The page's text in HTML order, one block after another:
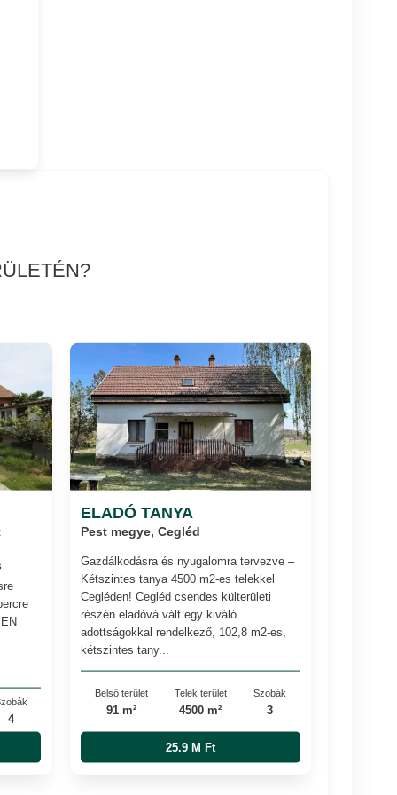
4
ELADÓ TANYA
Pest megye, Cegléd
Gazdálkodásra és nyugalomra tervezve –
Kétszintes tanya 4500 m2-es telekkel
Cegléden! Cegléd csendes külterületi
részén eladóvá vált egy kiváló
adottságokkal rendelkező, 102,8 m2-es,
kétszintes tany...
Belső terület
91 m²
Telek terület
4500 m²
Szobák
3
25.9 M Ft